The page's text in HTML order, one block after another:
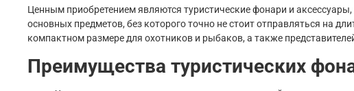
Ценным приобретением являются туристические фонари и
основных предметов, без которого точно не стоит отправляться на
компактном размере для охотников и рыбаков, а также
Преимущества туристических